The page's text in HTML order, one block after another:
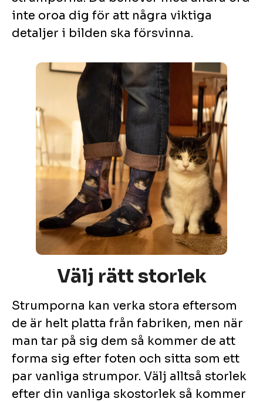
inte oroa dig för att några viktiga
detaljer i bilden ska försvinna.
Välj rätt storlek
Strumporna kan verka stora eftersom
de är helt platta från fabriken, men när
man tar på sig dem så kommer de att
forma sig efter foten och sitta som ett
par vanliga strumpor. Välj alltså storlek
efter din vanliga skostorlek så kommer